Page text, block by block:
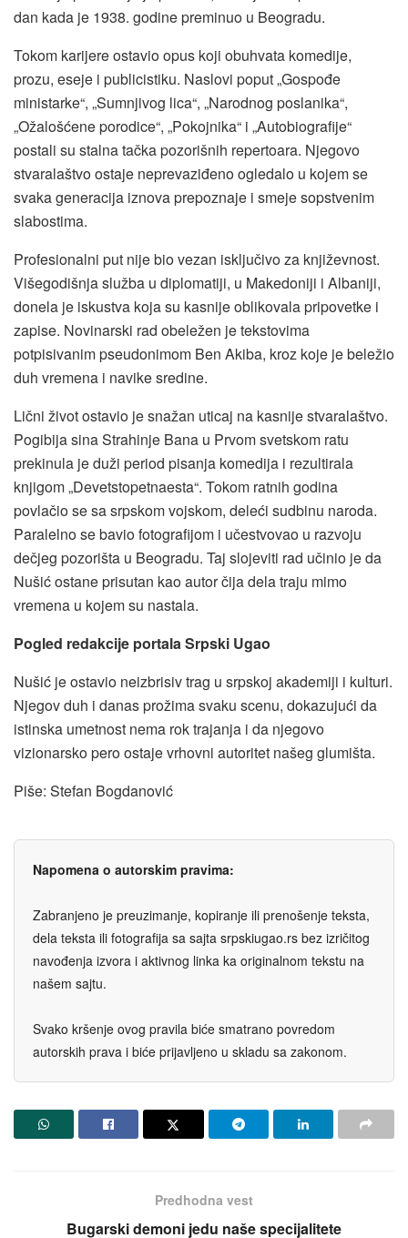
dan kada je 1938. godine preminuo u Beogradu.
Tokom karijere ostavio opus koji obuhvata komedije,
prozu, eseje i publicistiku. Naslovi poput „Gospođe
ministarke“, „Sumnjivog lica“, „Narodnog poslanika“,
„Ožalošćene porodice“, „Pokojnika“ i „Autobiografije“
postali su stalna tačka pozorišnih repertoara. Njegovo
stvaralaštvo ostaje neprevaziđeno ogledalo u kojem se
svaka generacija iznova prepoznaje i smeje sopstvenim
slabostima.
Profesionalni put nije bio vezan isključivo za književnost.
Višegodišnja služba u diplomatiji, u Makedoniji i Albaniji,
donela je iskustva koja su kasnije oblikovala pripovetke i
zapise. Novinarski rad obeležen je tekstovima
potpisivanim pseudonimom Ben Akiba, kroz koje je beležio
duh vremena i navike sredine.
Lični život ostavio je snažan uticaj na kasnije stvaralaštvo.
Pogibija sina Strahinje Bana u Prvom svetskom ratu
prekinula je duži period pisanja komedija i rezultirala
knjigom „Devetstopetnaesta“. Tokom ratnih godina
povlačio se sa srpskom vojskom, deleći sudbinu naroda.
Paralelno se bavio fotografijom i učestvovao u razvoju
dečjeg pozorišta u Beogradu. Taj slojeviti rad učinio je da
Nušić ostane prisutan kao autor čija dela traju mimo
vremena u kojem su nastala.
Pogled redakcije portala Srpski Ugao
Nušić je ostavio neizbrisiv trag u srpskoj akademiji i kulturi.
Njegov duh i danas prožima svaku scenu, dokazujući da
istinska umetnost nema rok trajanja i da njegovo
vizionarsko pero ostaje vrhovni autoritet našeg glumišta.
Piše: Stefan Bogdanović
Napomena o autorskim pravima:
Zabranjeno je preuzimanje, kopiranje ili prenošenje teksta,
dela teksta ili fotografija sa sajta srpskiugao.rs bez izričitog
navođenja izvora i aktivnog linka ka originalnom tekstu na
našem sajtu.
Svako kršenje ovog pravila biće smatrano povredom
autorskih prava i biće prijavljeno u skladu sa zakonom.
Predhodna vest
Bugarski demoni jedu naše specijalitete